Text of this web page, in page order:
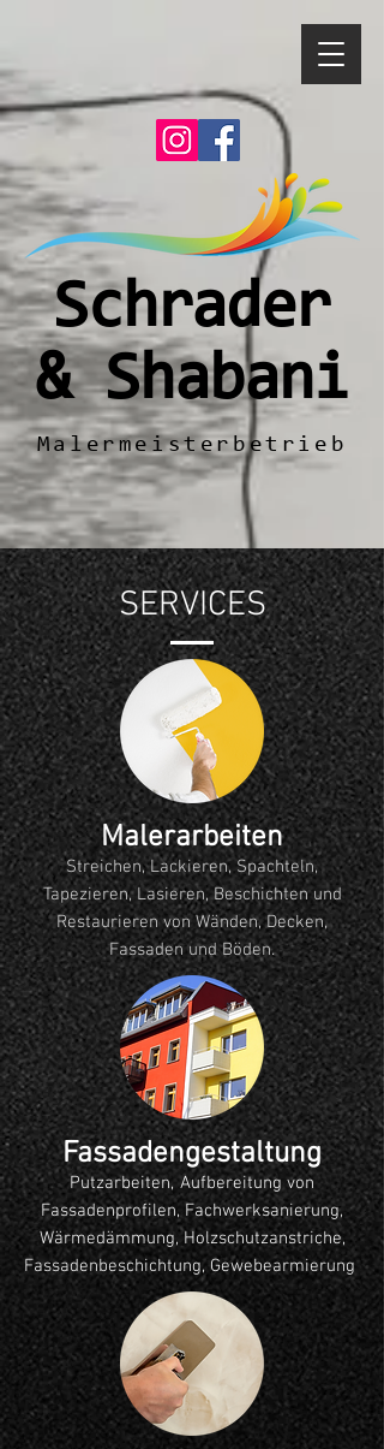
Schrader
& Shabani
Malermeisterbetrieb
SERVICES
Malerarbeiten
Streichen, Lackieren, Spachteln,
Tapezieren, Lasieren, Beschichten und
Restaurieren von Wänden, Decken,
Fassaden und Böden.
Fassadengestaltung
Putzarbeiten, ​Aufbereitung von
Fassadenprofilen, Fachwerksanierung,
Wärmedämmung, Holzschutzanstriche,
Fassadenbeschichtung, Gewebearmierung